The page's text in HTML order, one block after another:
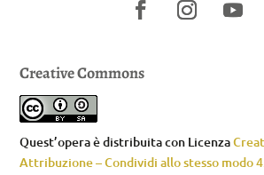
Creative Commons
Quest’opera è distribuita con Licenza
Attribuzione – Condividi allo stesso modo